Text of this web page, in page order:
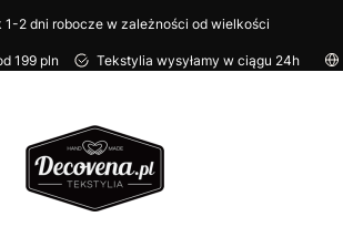
1-2 dni robocze w zależności od wielkości
199 pln
Tekstylia wysyłamy w ciągu 24h